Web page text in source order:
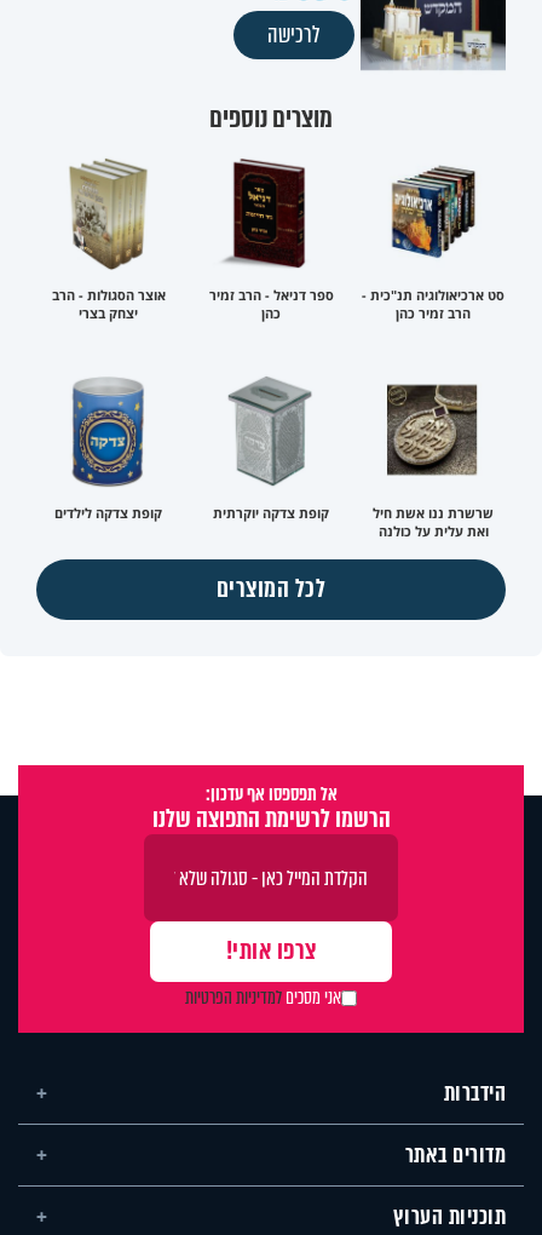
לרכישה
מוצרים נוספים
סט ארכיאולוגיה תנ"כית -
הרב זמיר כהן
ספר דניאל - הרב זמיר
כהן
אוצר הסגולות - הרב
יצחק בצרי
שרשרת ננו אשת חיל
ואת עלית על כולנה
קופת צדקה יוקרתית קופת צדקה לילדים
לכל המוצרים
אל תפספסו אף עדכון:
הרשמו לרשימת התפוצה שלנו
אני מסכיםלמדיניות הפרטיות
הידברות
מדורים באתר
תוכניות הערוץ